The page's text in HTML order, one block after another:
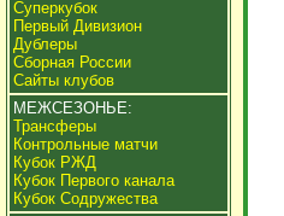
Суперкубок
Первый Дивизион
Дублеры
Сборная России
Сайты клубов
МЕЖСЕЗОНЬЕ:
Трансферы
Контрольные матчи
Кубок РЖД
Кубок Первого канала
Кубок Содружества